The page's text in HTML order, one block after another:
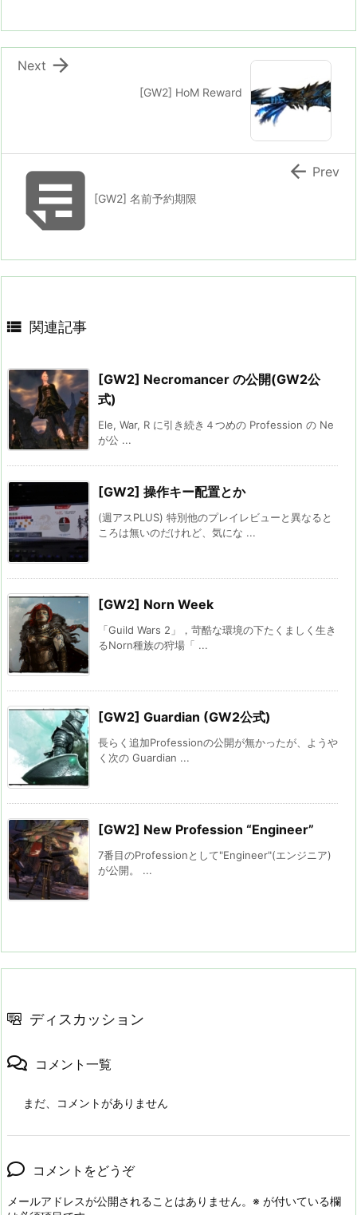
[GW2] HoM Reward

Next
[GW2] 名前予約期限
 Prev
 関連記事
[GW2] Necromancer の公開(GW2公
式)
Ele, War, R に引き続き４つめの Profession の Ne
が公 ...
[GW2] 操作キー配置とか
(週アスPLUS) 特別他のプレイレビューと異なると
ころは無いのだけれど、気にな ...
[GW2] Norn Week
「Guild Wars 2」，苛酷な環境の下たくましく生き
るNorn種族の狩場「 ...
[GW2] Guardian (GW2公式)
長らく追加Professionの公開が無かったが、ようや
く次の Guardian ...
[GW2] New Profession “Engineer”
7番目のProfessionとして"Engineer"(エンジニア)
が公開。 ...
ディスカッション
コメント一覧
まだ、コメントがありません
コメントをどうぞ
メールアドレスが公開されることはありません。 ※ が付いている欄